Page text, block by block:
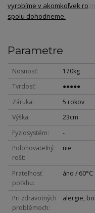
vyrobíme v akomkoľvek
spolu dohodneme.
Parametre
Nosnosť
170kg
Tvrdosť
●●●●●
Záruka
5 rokov
Výška
23cm
Fyziosystém
-
Polohovateľný
rošt
nie
Prateľnosť
poťahu
áno / 60°C
Pri zdravotných
problémoch
alergie,